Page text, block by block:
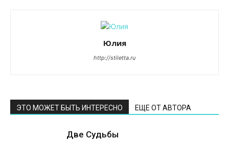
Юлия
http://stiletta.ru
ЭТО МОЖЕТ БЫТЬ ИНТЕРЕСНО ЕЩЕ ОТ АВТОРА
Две Судьбы